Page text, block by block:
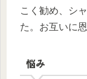
こく勧め、シ
た。お互いに
悩み